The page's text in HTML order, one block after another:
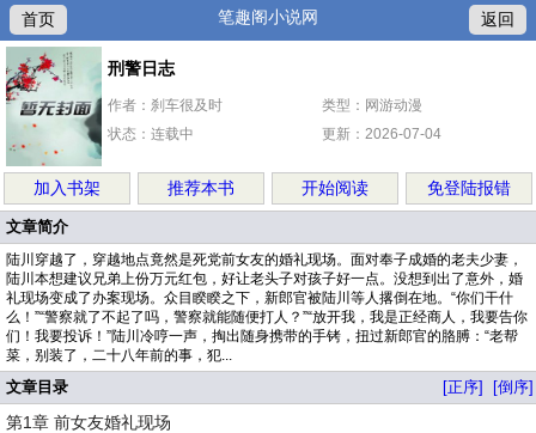
首页 笔趣阁小说网 返回
刑警日志
作者：刹车很及时
类型：网游动漫
状态：连载中
更新：2026-07-04
加入书架 推荐本书 开始阅读 免登陆报错
文章简介
陆川穿越了，穿越地点竟然是死党前女友的婚礼现场。面对奉子成婚的老夫少妻，
陆川本想建议兄弟上份万元红包，好让老头子对孩子好一点。没想到出了意外，婚
礼现场变成了办案现场。众目睽睽之下，新郎官被陆川等人撂倒在地。“你们干什
么！”“警察就了不起了吗，警察就能随便打人？”“放开我，我是正经商人，我要告你
们！我要投诉！”陆川冷哼一声，掏出随身携带的手铐，扭过新郎官的胳膊：“老帮
菜，别装了，二十八年前的事，犯...
文章目录 [正序] [倒序]
第1章 前女友婚礼现场